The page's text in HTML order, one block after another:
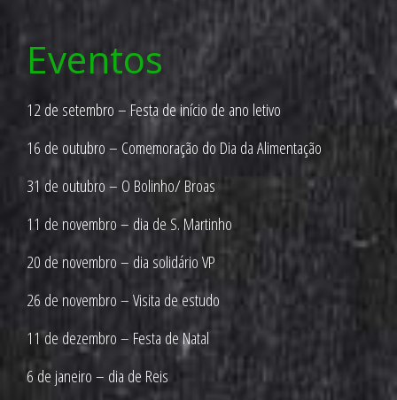
Eventos
12 de setembro – Festa de início de ano letivo
16 de outubro – Comemoração do Dia da Alimentação
31 de outubro – O Bolinho/ Broas
11 de novembro – dia de S. Martinho
20 de novembro – dia solidário VP
26 de novembro – Visita de estudo
11 de dezembro – Festa de Natal
6 de janeiro – dia de Reis